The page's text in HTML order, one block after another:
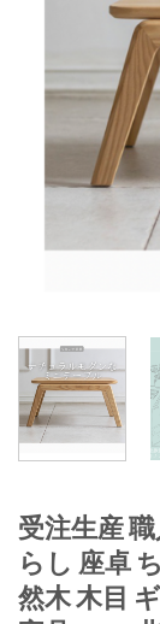
受注生産
らし 座卓
然木 木目